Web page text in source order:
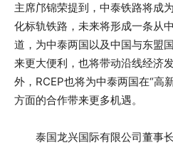
主席邝锦荣提到，中泰铁路将成
化标轨铁路，未来将形成一条从
道，为中泰两国以及中国与东盟
来更大便利，也将带动沿线经济
外，RCEP也将为中泰两国在“高
方面的合作带来更多机遇。
泰国龙兴国际有限公司董事长